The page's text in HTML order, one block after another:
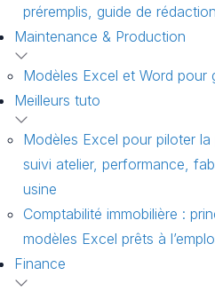
préremplis, guide de rédaction
Maintenance & Production
Modèles Excel et Word pour
Meilleurs tuto
Modèles Excel pour piloter
suivi atelier, performance,
usine
Comptabilité immobilière :
modèles Excel prêts à
Finance